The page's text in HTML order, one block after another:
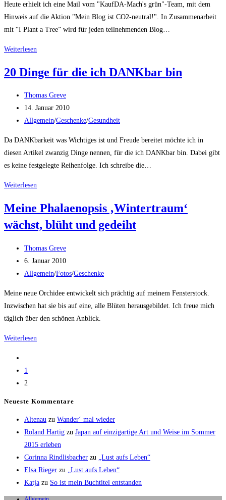
Heute erhielt ich eine Mail vom "KaufDA-Mach's grün"-Team, mit dem
Hinweis auf die Aktion "Mein Blog ist CO2-neutral!". In Zusammenarbeit
mit “I Plant a Tree” wird für jeden teilnehmenden Blog…
Weiterlesen
ist
nächsten
50
Jahre
CO2
neutral!
20 Dinge für die ich DANKbar bin
Beitrags-
Autor:
Thomas Greve
Beitrag
veröffentlicht:
14. Januar 2010
Beitrags-
Allgemein/Geschenke/Gesundheit
Da DANKbarkeit was Wichtiges ist und Freude bereitet möchte ich in
diesen Artikel zwanzig Dinge nennen, für die ich DANKbar bin. Dabei gibt
es keine festgelegte Reihenfolge. Ich schreibe die…
Weiterlesen
für
die
DANKbar
bin
Meine Phalaenopsis ‚Wintertraum‘
wächst, blüht und gedeiht
Beitrags-
Autor:
Thomas Greve
Beitrag
veröffentlicht:
6. Januar 2010
Beitrags-
Allgemein/Fotos/Geschenke
Meine neue Orchidee entwickelt sich prächtig auf meinem Fensterstock.
Inzwischen hat sie bis auf eine, alle Blüten herausgebildet. Ich freue mich
täglich über den schönen Anblick.
Weiterlesen
und
vorherigen
Seite
1
2
Neueste Kommentare
Altenau zu Wander‘ mal wieder
Roland Hartig zu Japan auf einzigartige Art und Weise im Sommer
2015 erleben
Corinna Rindlisbacher zu „Lust aufs Leben“
Elsa Rieger zu „Lust aufs Leben“
Katja zu So ist mein Buchtitel entstanden